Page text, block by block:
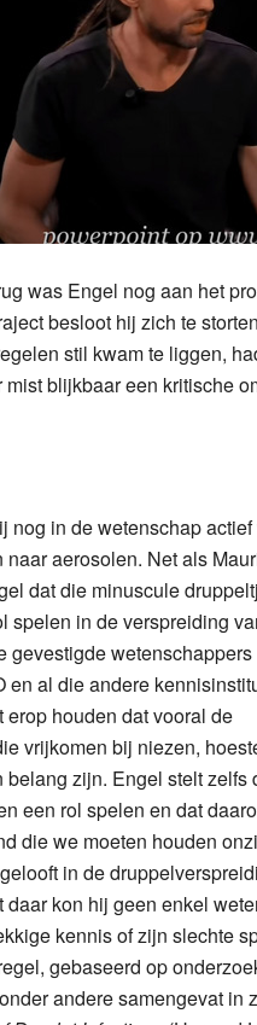
was Engel nog aan het
besloot hij zich te
stil kwam te liggen,
blijkbaar een kritische
nog in de wetenschap actief
aerosolen. Net als
dat die minuscule
spelen in de verspreiding
gevestigde wetenschappers
en al die andere
houden dat vooral de
vrijkomen bij niezen,
belang zijn. Engel stelt zelfs
een rol spelen en dat
die we moeten houden
in de
daar kon hij geen enkel
kennis of zijn slechte
gebaseerd op
andere samengevat in